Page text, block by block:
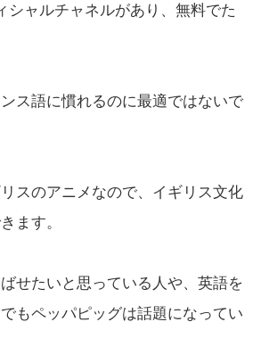
シャルチャネルがあり、無料でた
ス語に慣れるのに最適ではないで
スのアニメなので、イギリス文化
ます。
せたいと思っている人や、英語を
もペッパピッグは話題になってい